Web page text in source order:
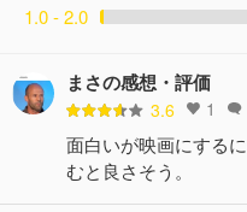
1.0 - 2.0
まさの感想・評価
3.6 1
面白いが映画にする
むと良さそう。